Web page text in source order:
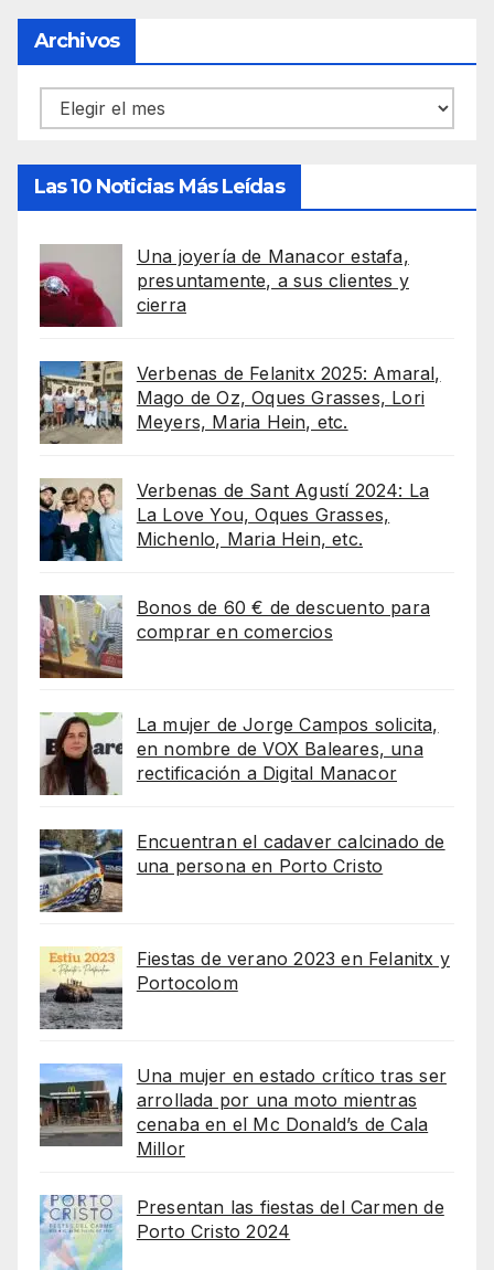
Archivos
Archivos
Las 10 Noticias Más Leídas
Una joyería de Manacor estafa,
presuntamente, a sus clientes y
cierra
Verbenas de Felanitx 2025: Amaral,
Mago de Oz, Oques Grasses, Lori
Meyers, Maria Hein, etc.
Verbenas de Sant Agustí 2024: La
La Love You, Oques Grasses,
Michenlo, Maria Hein, etc.
Bonos de 60 € de descuento para
comprar en comercios
La mujer de Jorge Campos solicita,
en nombre de VOX Baleares, una
rectificación a Digital Manacor
Encuentran el cadaver calcinado de
una persona en Porto Cristo
Fiestas de verano 2023 en Felanitx y
Portocolom
Una mujer en estado crítico tras ser
arrollada por una moto mientras
cenaba en el Mc Donald’s de Cala
Millor
Presentan las fiestas del Carmen de
Porto Cristo 2024